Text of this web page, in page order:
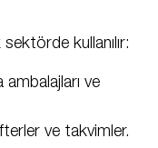
kullanılır:
ambalajları ve
ve takvimler.